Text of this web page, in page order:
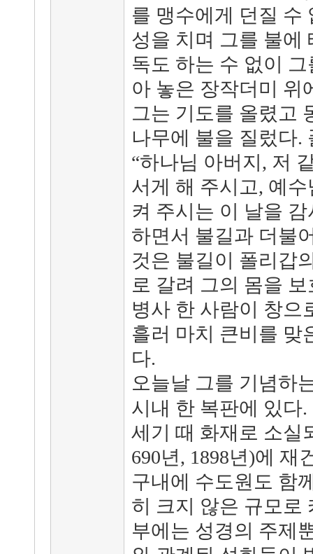
를 맹수에게 던질 수
성을 치며 그를 불에
독도 하는 수 없이
아 놓은 장작더미 위
그는 기도를 올렸고
나무에 불을 질렀다.
“하나님 아버지, 저
서게 해 주시고, 예
켜 주시는 이 날을
하면서 불길과 더불
것은 불길이 폴리갑
로 갈려 그의 몸을
병사 한 사람이 창으
흘러 마치 큰비를 맞
다.
오늘날 그를 기념하
시내 한 복판에 있다.
세기 때 화재로 소실
690년, 1898년)에 재
구내에 수도원도 함
히 크지 않은 규모로
부에는 성경의 주제